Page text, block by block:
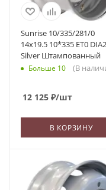
Sunrise 10/335/281/0
14x19.5 10*335 ET0
Silver Штампованный
Больше 10 (В
12 125 ₽/шт
В КОРЗИНУ